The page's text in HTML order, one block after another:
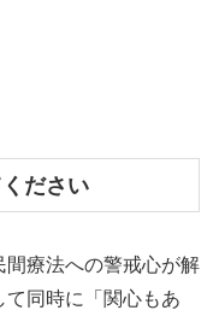
ださい
間療法への警戒心が解
同時に「関心もあ